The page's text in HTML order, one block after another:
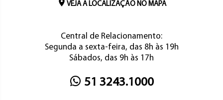
VEJA A LOCALIZAÇÃO NO MAPA
Central de Relacionamento:
Segunda a sexta-feira, das 8h às 19h
Sábados, das 9h às 17h
51 3243.1000